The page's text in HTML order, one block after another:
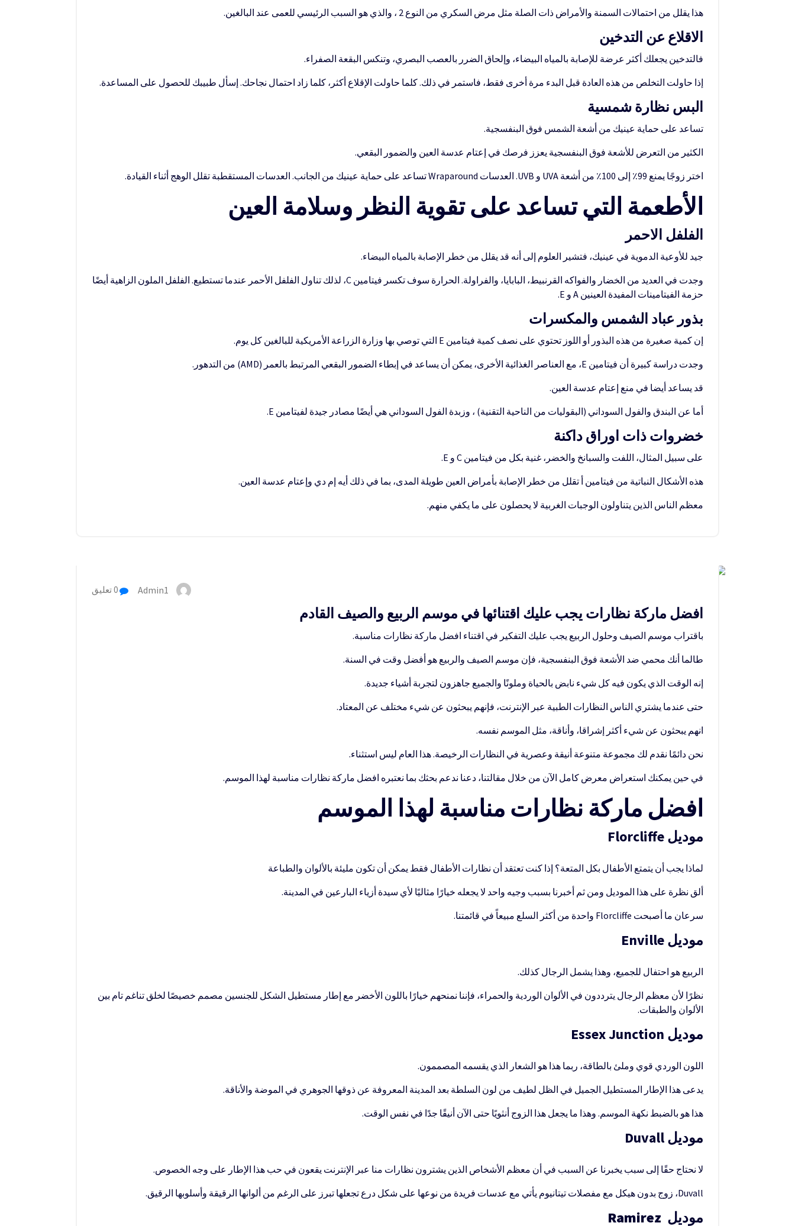
هذا يقلل من احتمالات السمنة والأمراض ذات الصلة مثل مرض السكري من النوع 2 ، والذي هو السبب الرئيسي للعمى عند البالغين.
الاقلاع عن التدخين
فالتدخين يجعلك أكثر عرضة للإصابة بالمياه البيضاء، وإلحاق الضرر بالعصب البصري، وتنكس البقعة الصفراء.
إذا حاولت التخلص من هذه العادة قبل البدء مرة أخرى فقط، فاستمر في ذلك. كلما حاولت الإقلاع أكثر، كلما زاد احتمال نجاحك. إسأل طبيبك للحصول على المساعدة.
البس نظارة شمسية
تساعد على حماية عينيك من أشعة الشمس فوق البنفسجية.
الكثير من التعرض للأشعة فوق البنفسجية يعزز فرصك في إعتام عدسة العين والضمور البقعي.
اختر زوجًا يمنع 99٪ إلى 100٪ من أشعة UVA و UVB. العدسات Wraparound تساعد على حماية عينيك من الجانب. العدسات المستقطبة تقلل الوهج أثناء القيادة.
الأطعمة التي تساعد على تقوية النظر وسلامة العين
الفلفل الاحمر
جيد للأوعية الدموية في عينيك، فتشير العلوم إلى أنه قد يقلل من خطر الإصابة بالمياه البيضاء.
وجدت في العديد من الخضار والفواكه القرنبيط، البابايا، والفراولة. الحرارة سوف تكسر فيتامين C، لذلك تناول الفلفل الأحمر عندما تستطيع. الفلفل الملون الزاهية أيضًا
حزمة الفيتامينات المفيدة العينين A و E.
بذور عباد الشمس والمكسرات
إن كمية صغيرة من هذه البذور أو اللوز تحتوي على نصف كمية فيتامين E التي توصي بها وزارة الزراعة الأمريكية للبالغين كل يوم.
وجدت دراسة كبيرة أن فيتامين E، مع العناصر الغذائية الأخرى، يمكن أن يساعد في إبطاء الضمور البقعي المرتبط بالعمر (AMD) من التدهور.
قد يساعد أيضا في منع إعتام عدسة العين.
أما عن البندق والفول السوداني (البقوليات من الناحية التقنية) ، وزبدة الفول السوداني هي أيضًا مصادر جيدة لفيتامين E.
خضروات ذات اوراق داكنة
على سبيل المثال، اللفت والسبانخ والخضر، غنية بكل من فيتامين C و E.
هذه الأشكال النباتية من فيتامين أ تقلل من خطر الإصابة بأمراض العين طويلة المدى، بما في ذلك أيه إم دي وإعتام عدسة العين.
معظم الناس الذين يتناولون الوجبات الغربية لا يحصلون على ما يكفي منهم.
Admin1
افضل ماركة نظارات يجب عليك اقتنائها في موسم الربيع والصيف القادم
باقتراب موسم الصيف وحلول الربيع يجب عليك التفكير في اقتناء افضل ماركة نظارات مناسبة.
طالما أنك محمي ضد الأشعة فوق البنفسجية، فإن موسم الصيف والربيع هو أفضل وقت في السنة.
إنه الوقت الذي يكون فيه كل شيء نابض بالحياة وملونًا والجميع جاهزون لتجربة أشياء جديدة.
حتى عندما يشتري الناس النظارات الطبية عبر الإنترنت، فإنهم يبحثون عن شيء مختلف عن المعتاد.
انهم يبحثون عن شيء أكثر إشراقا، وأناقة، مثل الموسم نفسه.
نحن دائمًا نقدم لك مجموعة متنوعة أنيقة وعصرية في النظارات الرخيصة. هذا العام ليس استثناء.
في حين يمكنك استعراض معرض كامل الآن من خلال مقالتنا، دعنا ندعم بحثك بما نعتبره افضل ماركة نظارات مناسبة لهذا الموسم.
افضل ماركة نظارات مناسبة لهذا الموسم
موديل Florcliffe
لماذا يجب أن يتمتع الأطفال بكل المتعة؟ إذا كنت تعتقد أن نظارات الأطفال فقط يمكن أن تكون مليئة بالألوان والطباعة
ألق نظرة على هذا الموديل ومن ثم أخبرنا بسبب وجيه واحد لا يجعله خيارًا مثاليًا لأي سيدة أزياء البارعين في المدينة.
سرعان ما أصبحت Florcliffe واحدة من أكثر السلع مبيعاً في قائمتنا.
موديل Enville
الربيع هو احتفال للجميع، وهذا يشمل الرجال كذلك.
نظرًا لأن معظم الرجال يترددون في الألوان الوردية والحمراء، فإننا نمنحهم خيارًا باللون الأخضر مع إطار مستطيل الشكل للجنسين مصمم خصيصًا لخلق تناغم تام بين
الألوان والطبقات.
موديل Essex Junction
اللون الوردي قوي وملئ بالطاقة، ربما هذا هو الشعار الذي يقسمه المصممون.
يدعى هذا الإطار المستطيل الجميل في الظل لطيف من لون السلطة بعد المدينة المعروفة عن ذوقها الجوهري في الموضة والأناقة.
هذا هو بالضبط نكهة الموسم. وهذا ما يجعل هذا الزوج أنثويًا حتى الآن أنيقًا جدًا في نفس الوقت.
موديل Duvall
لا نحتاج حقًا إلى سبب يخبرنا عن السبب في أن معظم الأشخاص الذين يشترون نظارات منا عبر الإنترنت يقعون في حب هذا الإطار على وجه الخصوص.
Duvall، زوج بدون هيكل مع مفصلات تيتانيوم يأتي مع عدسات فريدة من نوعها على شكل درع تجعلها تبرز على الرغم من ألوانها الرقيقة وأسلوبها الرقيق.
موديل Ramirez